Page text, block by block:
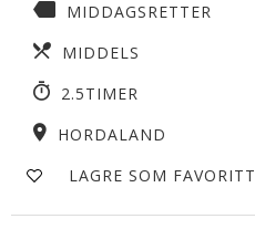
MIDDAGSRETTER
MIDDELS
2.5TIMER
HORDALAND
LAGRE SOM FAVORITT